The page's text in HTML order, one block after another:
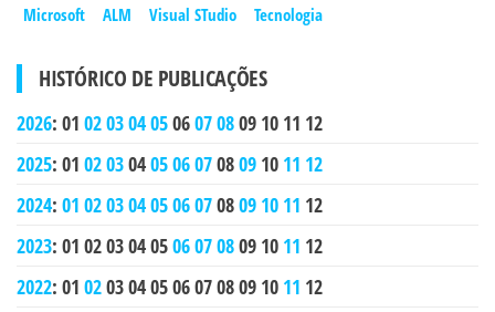
Microsoft
ALM Visual STudio Tecnologia
HISTÓRICO DE PUBLICAÇÕES
2026: 01 0203040506070809 10 11 12
2025: 01 0203040506070809 10 11 12
2024: 01 0203040506070809 10 11 12
2023: 01 0203040506070809 10 11 12
2022: 01 0203040506070809 10 11 12